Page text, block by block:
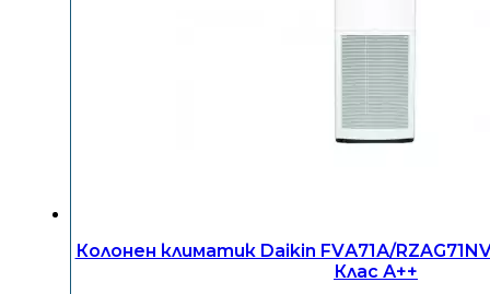
Колонен климатик Daikin FVА71А/
Клас А++